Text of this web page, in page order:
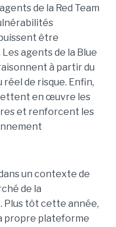
de la Red Team
être
agents de la Blue
à partir du
de risque. Enfin,
en œuvre les
et renforcent les
un contexte de
de la
Plus tôt cette année,
propre plateforme